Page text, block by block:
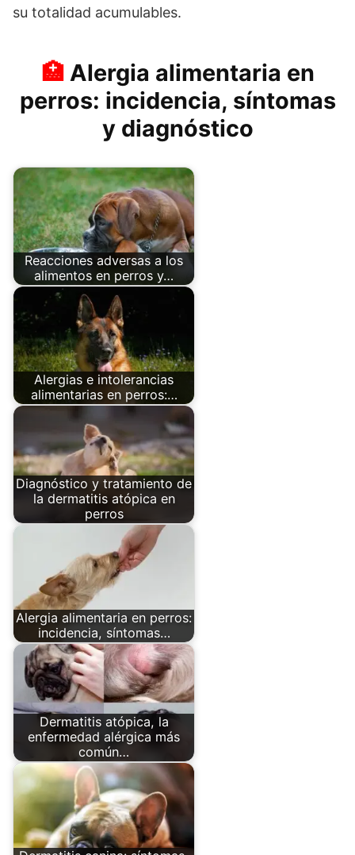
su totalidad acumulables.
Alergia alimentaria en
perros: incidencia, síntomas
y diagnóstico
Reacciones adversas a los
alimentos en perros y…
Alergias e intolerancias
alimentarias en perros:…
Diagnóstico y tratamiento de
la dermatitis atópica en
perros
Alergia alimentaria en perros:
incidencia, síntomas…
Dermatitis atópica, la
enfermedad alérgica más
común…